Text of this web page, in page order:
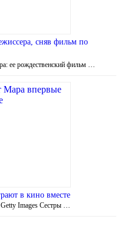
сняв фильм по
ее рождественский фильм …
в кино вместе
Images Сестры …